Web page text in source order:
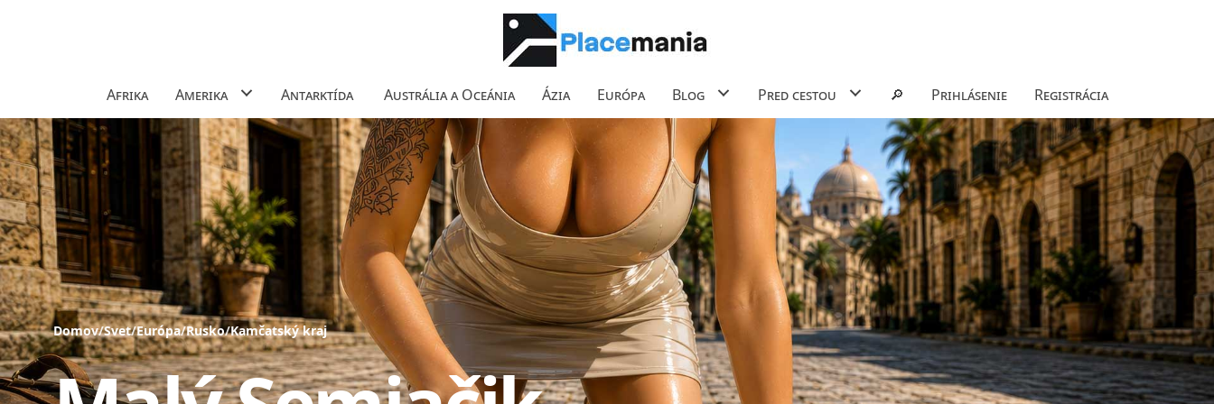
Afrika Amerika Antarktída Austrália a Oceánia Ázia Európa Blog Pred cestou 🔎 Prihlásenie Registrácia
Domov/Svet/Európa/Rusko/Kamčatský kraj